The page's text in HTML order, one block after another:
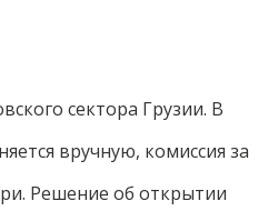
сектора Грузии. В
вручную, комиссия за
Решение об открытии